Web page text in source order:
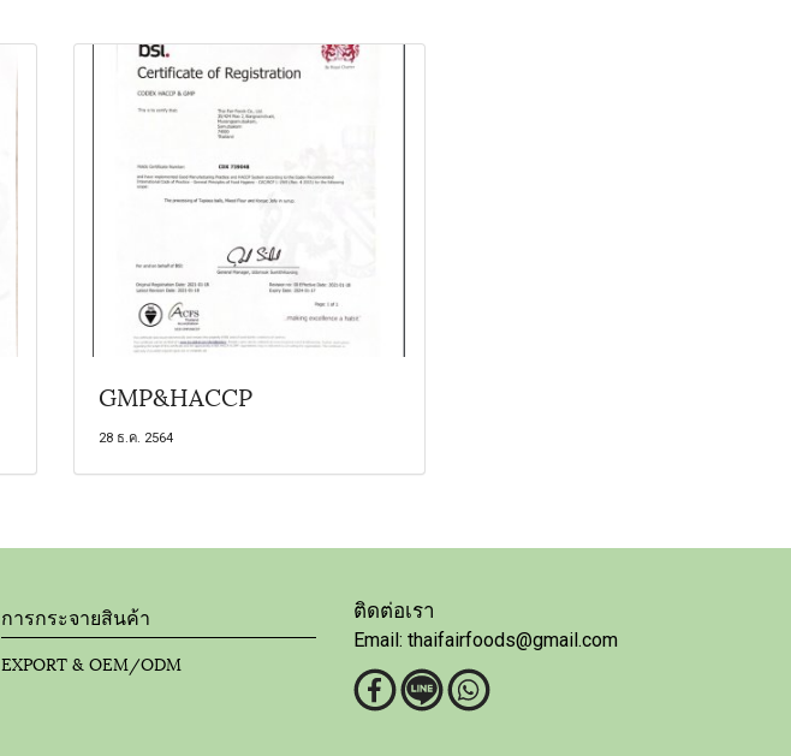
GMP&HACCP
28 ธ.ค. 2564
การกระจายสินค้า
EXPORT & OEM/ODM
ติดต่อเรา
Email: thaifairfoods@gmail.com